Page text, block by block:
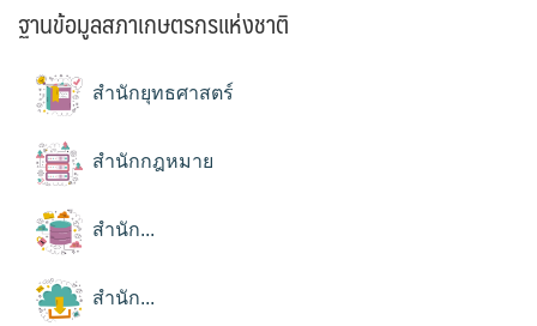
ฐานข้อมูลสภาเกษตรกรแห่งชาติ
สำนักยุทธศาสตร์
สำนักกฎหมาย
สำนัก...
สำนัก...